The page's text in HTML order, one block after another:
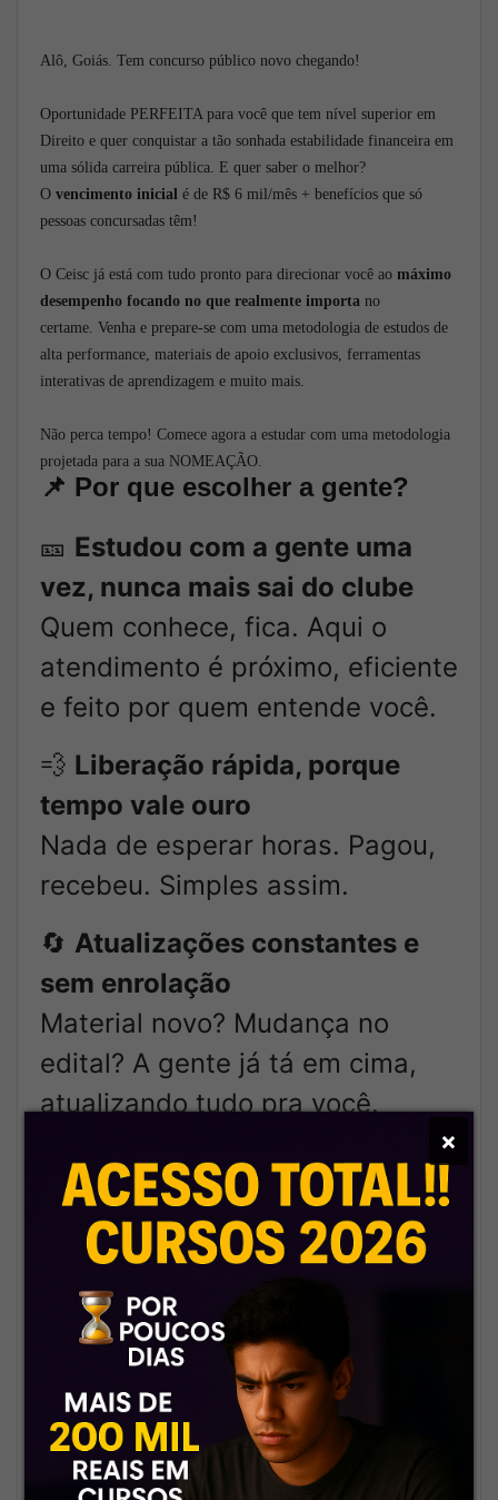
Alô, Goiás. Tem concurso público novo chegando!
Oportunidade PERFEITA para você que tem nível superior em
Direito e quer conquistar a tão sonhada estabilidade financeira em
uma sólida carreira pública. E quer saber o melhor?
O vencimento inicial é de R$ 6 mil/mês + benefícios que só
pessoas concursadas têm!
O Ceisc já está com tudo pronto para direcionar você ao máximo
desempenho focando no que realmente importa no
certame. Venha e prepare-se com uma metodologia de estudos de
alta performance, materiais de apoio exclusivos, ferramentas
interativas de aprendizagem e muito mais.
Não perca tempo! Comece agora a estudar com uma metodologia
projetada para a sua NOMEAÇÃO.
📌 Por que escolher a gente?
🎫 Estudou com a gente uma
vez, nunca mais sai do clube
Quem conhece, fica. Aqui o
atendimento é próximo, eficiente
e feito por quem entende você.
💨 Liberação rápida, porque
tempo vale ouro
Nada de esperar horas. Pagou,
recebeu. Simples assim.
🔄 Atualizações constantes e
sem enrolação
Material novo? Mudança no
edital? A gente já tá em cima,
atualizando tudo pra você.
📦Conteúdo completo e bem
organizado
Tudo no lugar certo, com acesso
estuda todo dia precisa.
Equipe que fala a sua língua
Sabe aquele suporte frio,
automático? Esquece. Aqui tem
×